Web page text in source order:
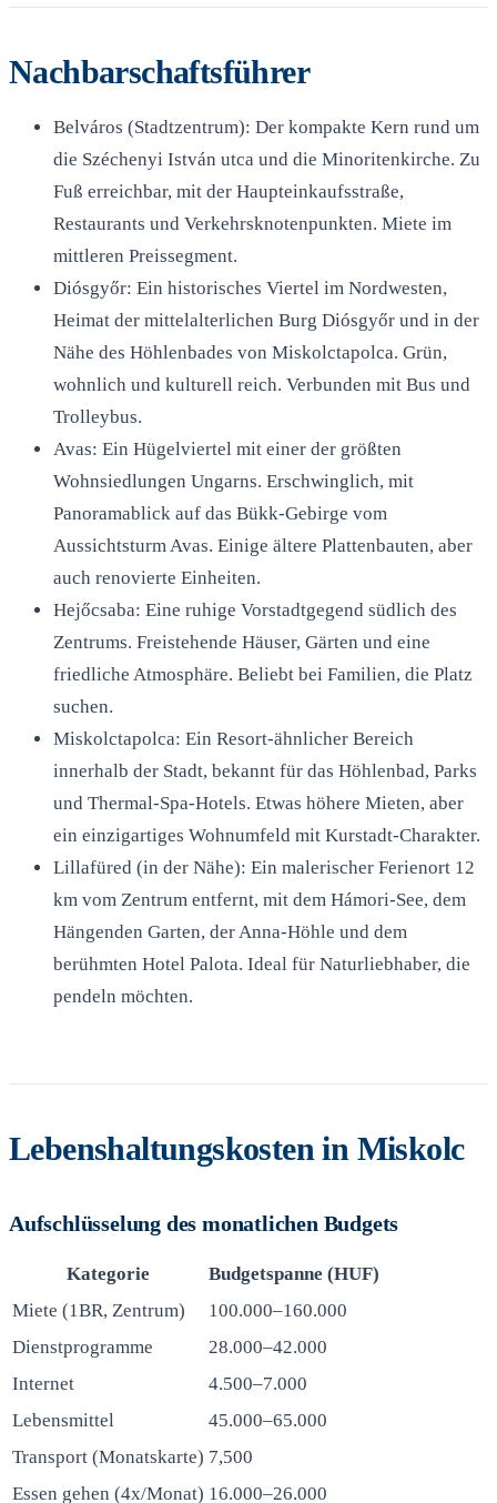
Nachbarschaftsführer
Belváros (Stadtzentrum): Der kompakte Kern rund um
die Széchenyi István utca und die Minoritenkirche. Zu
Fuß erreichbar, mit der Haupteinkaufsstraße,
Restaurants und Verkehrsknotenpunkten. Miete im
mittleren Preissegment.
Diósgyőr: Ein historisches Viertel im Nordwesten,
Heimat der mittelalterlichen Burg Diósgyőr und in der
Nähe des Höhlenbades von Miskolctapolca. Grün,
wohnlich und kulturell reich. Verbunden mit Bus und
Trolleybus.
Avas: Ein Hügelviertel mit einer der größten
Wohnsiedlungen Ungarns. Erschwinglich, mit
Panoramablick auf das Bükk-Gebirge vom
Aussichtsturm Avas. Einige ältere Plattenbauten, aber
auch renovierte Einheiten.
Hejőcsaba: Eine ruhige Vorstadtgegend südlich des
Zentrums. Freistehende Häuser, Gärten und eine
friedliche Atmosphäre. Beliebt bei Familien, die Platz
suchen.
Miskolctapolca: Ein Resort-ähnlicher Bereich
innerhalb der Stadt, bekannt für das Höhlenbad, Parks
und Thermal-Spa-Hotels. Etwas höhere Mieten, aber
ein einzigartiges Wohnumfeld mit Kurstadt-Charakter.
Lillafüred (in der Nähe): Ein malerischer Ferienort 12
km vom Zentrum entfernt, mit dem Hámori-See, dem
Hängenden Garten, der Anna-Höhle und dem
berühmten Hotel Palota. Ideal für Naturliebhaber, die
pendeln möchten.
Lebenshaltungskosten in Miskolc
Aufschlüsselung des monatlichen Budgets
Kategorie
Budgetspanne (HUF)
Miete (1BR, Zentrum)
100.000–160.000
Dienstprogramme
28.000–42.000
Internet
4.500–7.000
Lebensmittel
45.000–65.000
Transport (Monatskarte) 7,500
Essen gehen (4x/Monat) 16.000–26.000